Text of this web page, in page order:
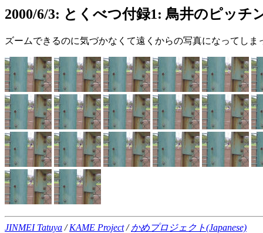
2000/6/3: とくべつ付録1: 鳥井のピッチ
ズームできるのに気づかなくて遠くからの写真になってしま
JINMEI Tatuya /KAME Project/ かめプロジェクト(Japanese)